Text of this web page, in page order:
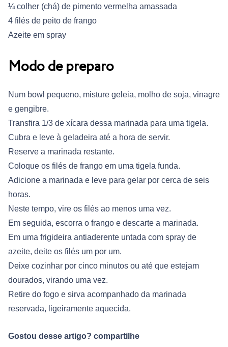
¼ colher (chá) de pimento vermelha amassada
4 filés de peito de frango
Azeite em spray
Modo de preparo
Num bowl pequeno, misture geleia, molho de soja, vinagre
e gengibre.
Transfira 1/3 de xícara dessa marinada para uma tigela.
Cubra e leve à geladeira até a hora de servir.
Reserve a marinada restante.
Coloque os filés de frango em uma tigela funda.
Adicione a marinada e leve para gelar por cerca de seis
horas.
Neste tempo, vire os filés ao menos uma vez.
Em seguida, escorra o frango e descarte a marinada.
Em uma frigideira antiaderente untada com spray de
azeite, deite os filés um por um.
Deixe cozinhar por cinco minutos ou até que estejam
dourados, virando uma vez.
Retire do fogo e sirva acompanhado da marinada
reservada, ligeiramente aquecida.
Gostou desse artigo? compartilhe